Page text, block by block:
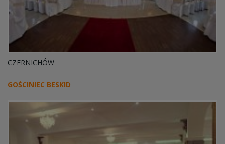
CZERNICHÓW
GOŚCINIEC BESKID